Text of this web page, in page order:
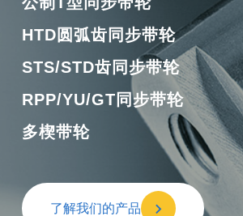
橡胶多楔带
橡胶开口带
了解我们的产品